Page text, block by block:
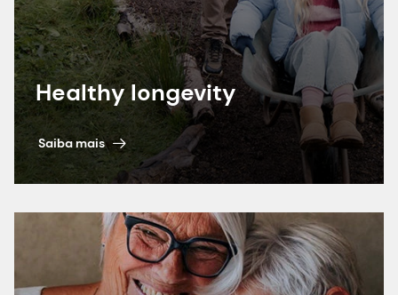
Healthy longevity
Saiba mais